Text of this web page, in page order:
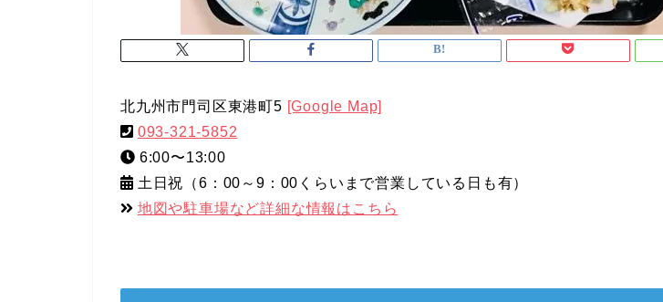
北九州市門司区東港町5 [Google Map]
093-321-5852
6:00〜13:00
土日祝（6：00～9：00くらいまで営業している日も有）
地図や駐車場など詳細な情報はこちら